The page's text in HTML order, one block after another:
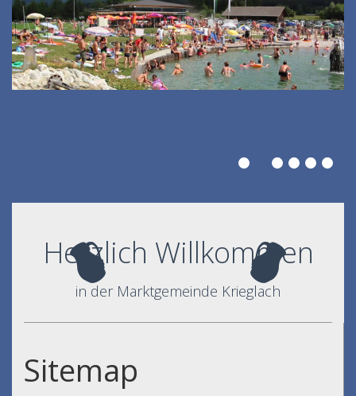
Herzlich Willkommen
in der Marktgemeinde Krieglach
Sitemap